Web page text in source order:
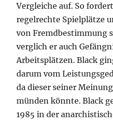
Vergleiche auf. So
regelrechte Spielplätze
von Fremdbestimmung
verglich er auch
Arbeitsplätzen. Black
darum vom
da dieser seiner
münden könnte. Black
1985 in der